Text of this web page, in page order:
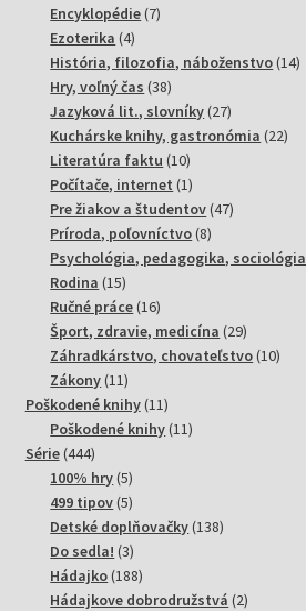
produktov
Encyklopédie 77
Ezoterika 44
produkty
História, filozofia, náboženstvo 1414
Hry, voľný čas 3838
produktov
Jazyková lit., slovníky 2727
produktov
Kuchárske knihy, gastronómia 2222
Literatúra faktu 1010
produktov
Počítače, internet 11
produkt
Pre žiakov a študentov 4747
Príroda, poľovníctvo 88
produktov
Psychológia, pedagogika, sociológia
Rodina 1515
produktov
Ručné práce 1616
produktov
Šport, zdravie, medicína 2929
produktov
Záhradkárstvo, chovateľstvo 1010
Zákony 1111
produktov
Poškodené knihy 1111
produktov
Poškodené knihy 1111
Série 444444
produktov
100% hry 55
produktov
499 tipov 55
produktov
Detské doplňovačky 138138
Do sedla! 33
produkty
Hádajko 188188
produktov
Hádajkove dobrodružstvá 22